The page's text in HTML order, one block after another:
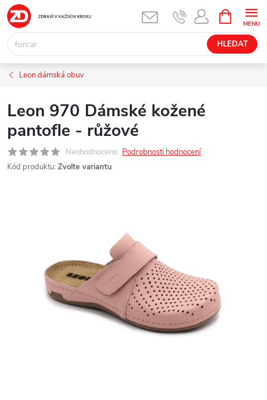
Přejít
na
obsah
HLEDAT
NÁKUPNÍ
KOŠÍK
Leon dámská obuv
Leon 970 Dámské kožené
pantofle - růžové
Neohodnoceno Podrobnosti hodnocení
Kód produktu: Zvolte variantu